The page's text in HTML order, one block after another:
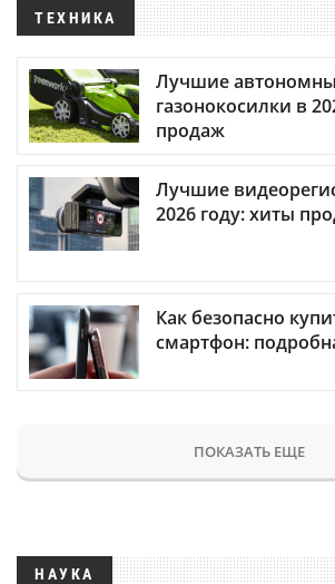
ТЕХНИКА
Лучшие
газонокосилки в
продаж
Лучшие
2026 году: хиты
Как безопасно
смартфон:
ПОКАЗАТЬ ЕЩЕ
НАУКА